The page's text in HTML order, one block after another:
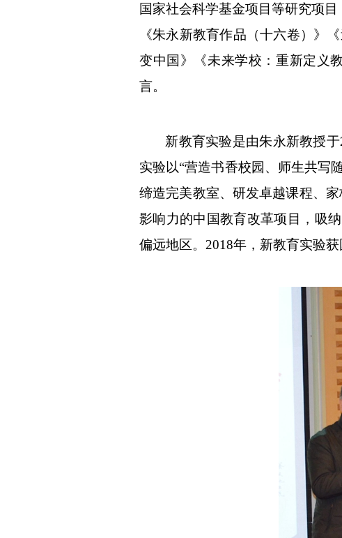
国家社会科学基金项目等研究项
《朱永新教育作品（十六卷）》
变中国》《未来学校：重新定义
言。
新教育实验是由朱永新教授于
实验以“营造书香校园、师生共写
缔造完美教室、研发卓越课程、
影响力的中国教育改革项目，吸
偏远地区。2018年，新教育实验获